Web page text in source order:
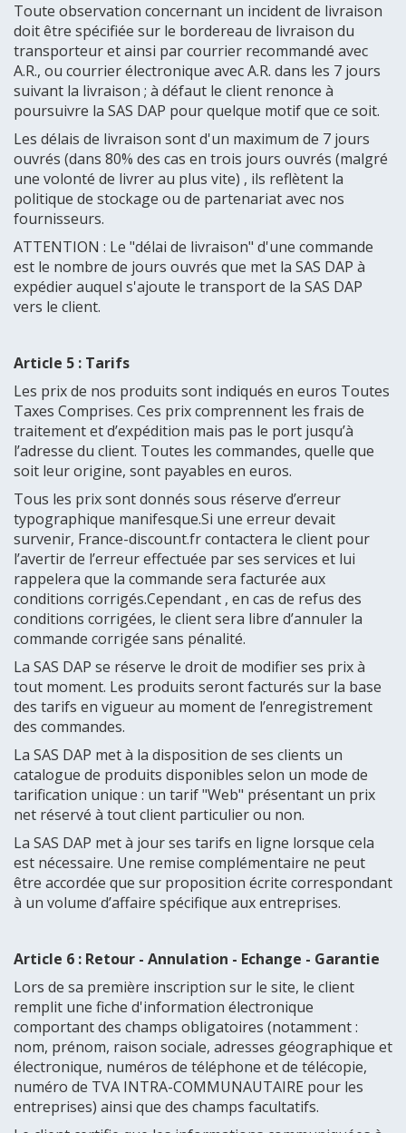
Toute observation concernant un incident de livraison
doit être spécifiée sur le bordereau de livraison du
transporteur et ainsi par courrier recommandé avec
A.R., ou courrier électronique avec A.R. dans les 7 jours
suivant la livraison ; à défaut le client renonce à
poursuivre la SAS DAP pour quelque motif que ce soit.
Les délais de livraison sont d'un maximum de 7 jours
ouvrés (dans 80% des cas en trois jours ouvrés (malgré
une volonté de livrer au plus vite) , ils reflètent la
politique de stockage ou de partenariat avec nos
fournisseurs.
ATTENTION : Le "délai de livraison" d'une commande
est le nombre de jours ouvrés que met la SAS DAP à
expédier auquel s'ajoute le transport de la SAS DAP
vers le client.
Article 5 : Tarifs
Les prix de nos produits sont indiqués en euros Toutes
Taxes Comprises. Ces prix comprennent les frais de
traitement et d’expédition mais pas le port jusqu’à
l’adresse du client. Toutes les commandes, quelle que
soit leur origine, sont payables en euros.
Tous les prix sont donnés sous réserve d’erreur
typographique manifesque.Si une erreur devait
survenir, France-discount.fr contactera le client pour
l’avertir de l’erreur effectuée par ses services et lui
rappelera que la commande sera facturée aux
conditions corrigés.Cependant , en cas de refus des
conditions corrigées, le client sera libre d’annuler la
commande corrigée sans pénalité.
La SAS DAP se réserve le droit de modifier ses prix à
tout moment. Les produits seront facturés sur la base
des tarifs en vigueur au moment de l’enregistrement
des commandes.
La SAS DAP met à la disposition de ses clients un
catalogue de produits disponibles selon un mode de
tarification unique : un tarif "Web" présentant un prix
net réservé à tout client particulier ou non.
La SAS DAP met à jour ses tarifs en ligne lorsque cela
est nécessaire. Une remise complémentaire ne peut
être accordée que sur proposition écrite correspondant
à un volume d’affaire spécifique aux entreprises.
Article 6 : Retour - Annulation - Echange - Garantie
Lors de sa première inscription sur le site, le client
remplit une fiche d'information électronique
comportant des champs obligatoires (notamment :
nom, prénom, raison sociale, adresses géographique et
électronique, numéros de téléphone et de télécopie,
numéro de TVA INTRA-COMMUNAUTAIRE pour les
entreprises) ainsi que des champs facultatifs.